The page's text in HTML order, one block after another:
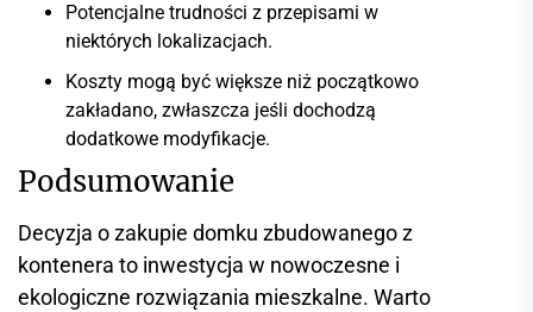
Potencjalne trudności z przepisami w
niektórych lokalizacjach.
Koszty mogą być większe niż początkowo
zakładano, zwłaszcza jeśli dochodzą
dodatkowe modyfikacje.
Podsumowanie
Decyzja o zakupie domku zbudowanego z
kontenera to inwestycja w nowoczesne i
ekologiczne rozwiązania mieszkalne. Warto